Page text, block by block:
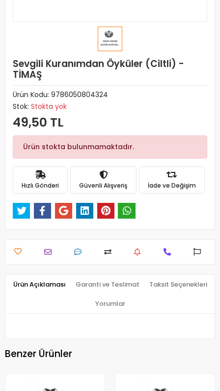
Sevgili Kuranımdan Öyküler (Ciltli) -
TİMAŞ
Ürün Kodu: 9786050804324
Stok: Stokta yok
49,50 TL
Ürün stokta bulunmamaktadır.
Hızlı Gönderi Güvenli Alışveriş İade ve Değişim
Ürün Açıklaması Garanti ve Teslimat Taksit Seçenekleri
Yorumlar
Benzer Ürünler